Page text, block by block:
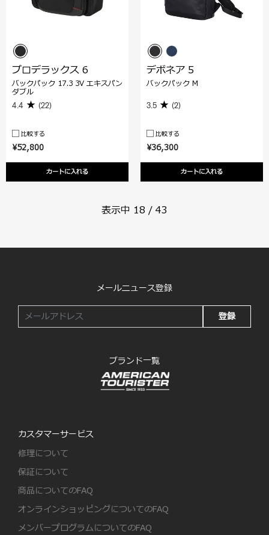
¥52,800
カートに入れる
プロデラックス 6
バックパック 17.3 3V エキスパン
ダブル
4.4 (22)
比較する
¥36,300
カートに入れる
デボネア 5
バックパック M
3.5 (2)
比較する
表示中 18 / 43
メールニュース登録
登録
ブランド一覧
カスタマーサービス
修理について
保証について
商品についてのFAQ
オンラインショッピングについてのFAQ
メンバープログラムについてのFAQ